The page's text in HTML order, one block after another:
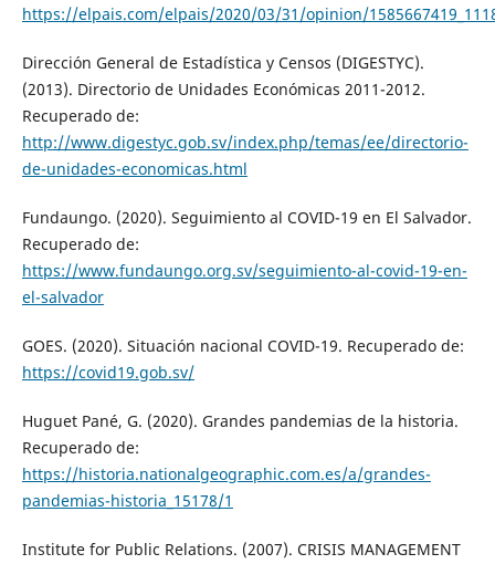
https://elpais.com/elpais/2020/03/31/opinion/
Dirección General de Estadística y Censos (DIGESTYC).
(2013). Directorio de Unidades Económicas 2011-2012.
Recuperado de:
http://www.digestyc.gob.sv/index.php/temas/ee/directorio-
de-unidades-economicas.html
Fundaungo. (2020). Seguimiento al COVID-19 en El Salvador.
Recuperado de:
https://www.fundaungo.org.sv/seguimiento-al-covid-19-en-
el-salvador
GOES. (2020). Situación nacional COVID-19. Recuperado de:
https://covid19.gob.sv/
Huguet Pané, G. (2020). Grandes pandemias de la historia.
Recuperado de:
https://historia.nationalgeographic.com.es/a/grandes-
pandemias-historia_15178/1
Institute for Public Relations. (2007). CRISIS MANAGEMENT